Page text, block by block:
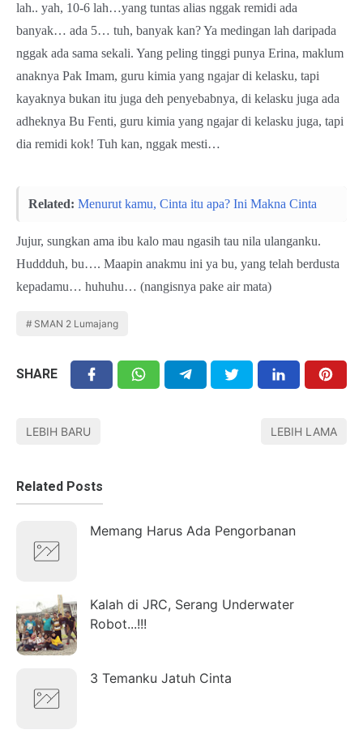
lah.. yah, 10-6 lah…yang tuntas alias nggak remidi ada
banyak… ada 5… tuh, banyak kan? Ya medingan lah daripada
nggak ada sama sekali. Yang peling tinggi punya Erina, maklum
anaknya Pak Imam, guru kimia yang ngajar di kelasku, tapi
kayaknya bukan itu juga deh penyebabnya, di kelasku juga ada
adheknya Bu Fenti, guru kimia yang ngajar di kelasku juga, tapi
dia remidi kok! Tuh kan, nggak mesti…
Related: Menurut kamu, Cinta itu apa? Ini Makna Cinta
Jujur, sungkan ama ibu kalo mau ngasih tau nila ulanganku.
Huddduh, bu…. Maapin anakmu ini ya bu, yang telah berdusta
kepadamu… huhuhu… (nangisnya pake air mata)
SMAN 2 Lumajang
SHARE
LEBIH BARU LEBIH LAMA
Related Posts
Memang Harus Ada Pengorbanan
Kalah di JRC, Serang Underwater
Robot...!!!
3 Temanku Jatuh Cinta